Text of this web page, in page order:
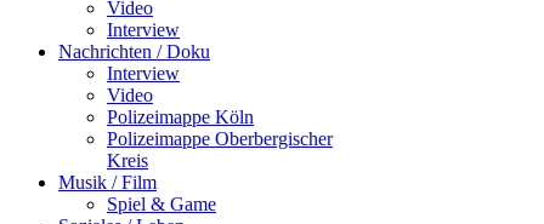
Video
Interview
Nachrichten / Doku
Interview
Video
Polizeimappe Köln
Polizeimappe Oberbergischer
Kreis
Musik / Film
Spiel & Game